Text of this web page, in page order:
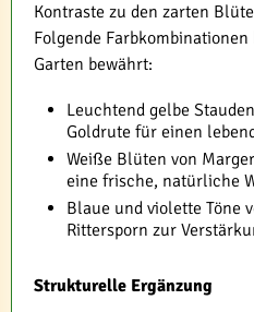
Kontraste zu den zarten
Folgende
Garten bewährt:
Leuchtend gelbe
Goldrute für einen
Weiße Blüten von
eine frische, natürliche
Blaue und violette Töne
Rittersporn zur
Strukturelle Ergänzung